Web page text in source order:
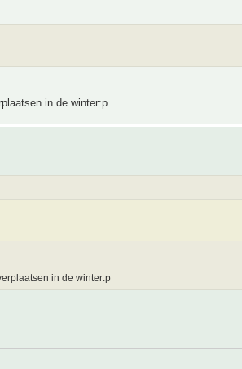
in de winter:p
in de winter:p